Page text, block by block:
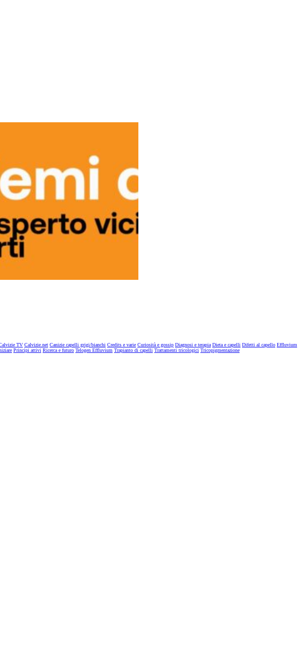
TV Calvizie.net Canizie capelli grigi/bianchi Credits e varie Curiosità e gossip Diagnosi e terapia Dieta e capelli Difetti al capello Effluvium
Principi attivi Ricerca e futuro Telogen Effluvium Trapianto di capelli Trattamenti tricologici Tricopigmentazione